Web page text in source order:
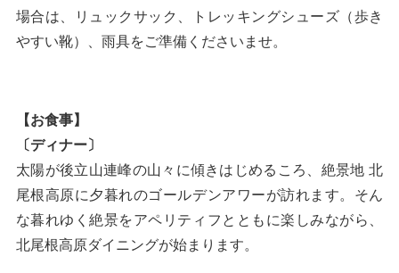
場合は、リュックサック、トレッキングシューズ（歩き
やすい靴）、雨具をご準備くださいませ。
【お食事】
〔ディナー〕
太陽が後立山連峰の山々に傾きはじめるころ、絶景地 北
尾根高原に夕暮れのゴールデンアワーが訪れます。そん
な暮れゆく絶景をアペリティフとともに楽しみながら、
北尾根高原ダイニングが始まります。